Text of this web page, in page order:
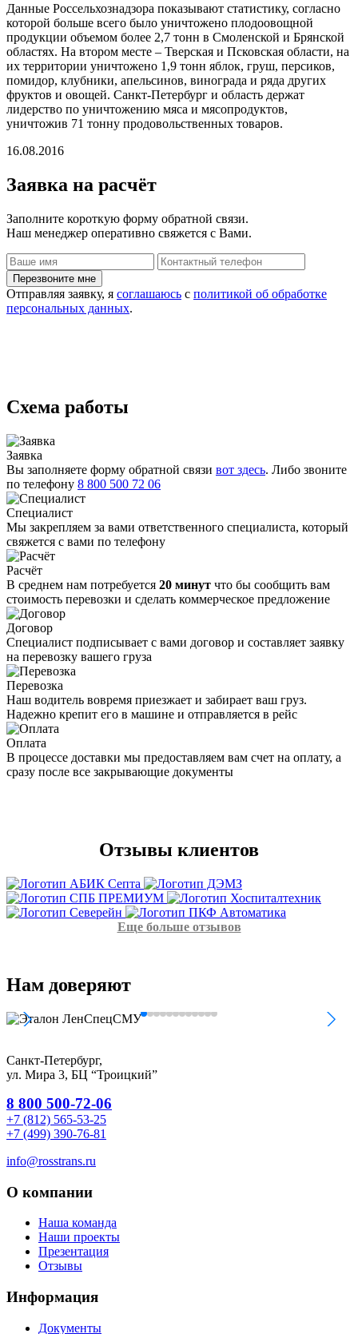
Данные Россельхознадзора показывают статистику, согласно
которой больше всего было уничтожено плодоовощной
продукции объемом более 2,7 тонн в Смоленской и Брянской
областях. На втором месте – Тверская и Псковская области, на
их территории уничтожено 1,9 тонн яблок, груш, персиков,
помидор, клубники, апельсинов, винограда и ряда других
фруктов и овощей. Санкт-Петербург и область держат
лидерство по уничтожению мяса и мясопродуктов,
уничтожив 71 тонну продовольственных товаров.
16.08.2016
Заявка на расчёт
Заполните короткую форму обратной связи.
Наш менеджер оперативно свяжется с Вами.
Отправляя заявку, я соглашаюсь с политикой об обработке
персональных данных.
Схема работы
Заявка
Вы заполняете форму обратной связи вот здесь. Либо звоните
по телефону 8 800 500 72 06
Специалист
Мы закрепляем за вами ответственного специалиста, который
свяжется с вами по телефону
Расчёт
В среднем нам потребуется 20 минут что бы сообщить вам
стоимость перевозки и сделать коммерческое предложение
Договор
Специалист подписывает с вами договор и составляет заявку
на перевозку вашего груза
Перевозка
Наш водитель вовремя приезжает и забирает ваш груз.
Надежно крепит его в машине и отправляется в рейс
Оплата
В процессе доставки мы предоставляем вам счет на оплату, а
сразу после все закрывающие документы
Отзывы клиентов
Еще больше отзывов
Нам доверяют
Санкт-Петербург,
ул. Мира 3, БЦ “Троицкий”
8 800 500-72-06
+7 (812) 565-53-25
+7 (499) 390-76-81
info@rosstrans.ru
О компании
Наша команда
Наши проекты
Презентация
Отзывы
Информация
Документы